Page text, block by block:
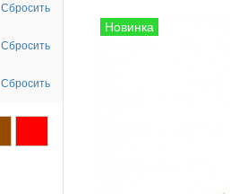
Сбросить
Сбросить
Сбросить